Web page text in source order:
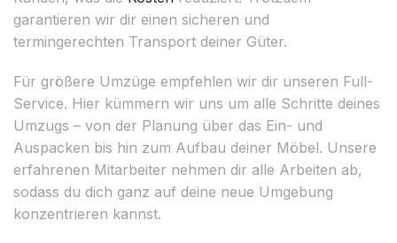
garantieren wir dir einen sicheren und
termingerechten Transport deiner Güter.
Für größere Umzüge empfehlen wir dir unseren Full-
Service. Hier kümmern wir uns um alle Schritte deines
Umzugs – von der Planung über das Ein- und
Auspacken bis hin zum Aufbau deiner Möbel. Unsere
erfahrenen Mitarbeiter nehmen dir alle Arbeiten ab,
sodass du dich ganz auf deine neue Umgebung
konzentrieren kannst.